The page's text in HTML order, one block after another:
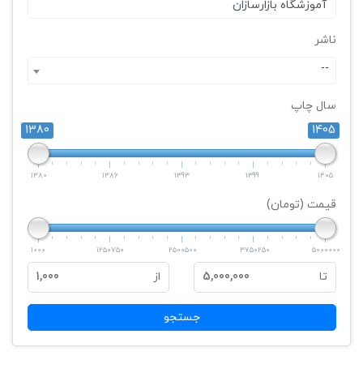
ناشر
--
سال چاپ
1380
1405
1380 1386 1393 1399 1405
قیمت (تومان)
1000 1250750 2500500 3750250 5000000
تا 5,000,000 از 1,000
جستجو